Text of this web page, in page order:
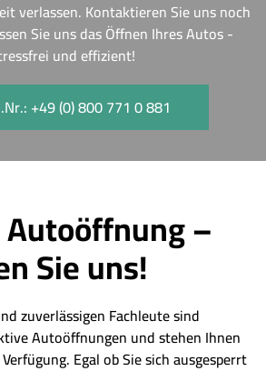
verlassen. Kontaktieren Sie uns noch
Sie uns das Öffnen Ihres Autos -
und effizient!
+49 (0) 800 771 0 881
–
Sie uns!
zuverlässigen Fachleute sind
Autoöffnungen und stehen Ihnen
Egal ob Sie sich ausgesperrt